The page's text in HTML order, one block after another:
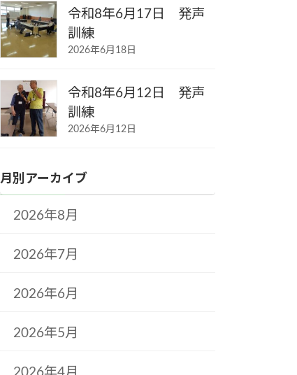
令和8年6月17日 発声
訓練
2026年6月18日
令和8年6月12日 発声
訓練
2026年6月12日
月別アーカイブ
2026年8月
2026年7月
2026年6月
2026年5月
2026年4月